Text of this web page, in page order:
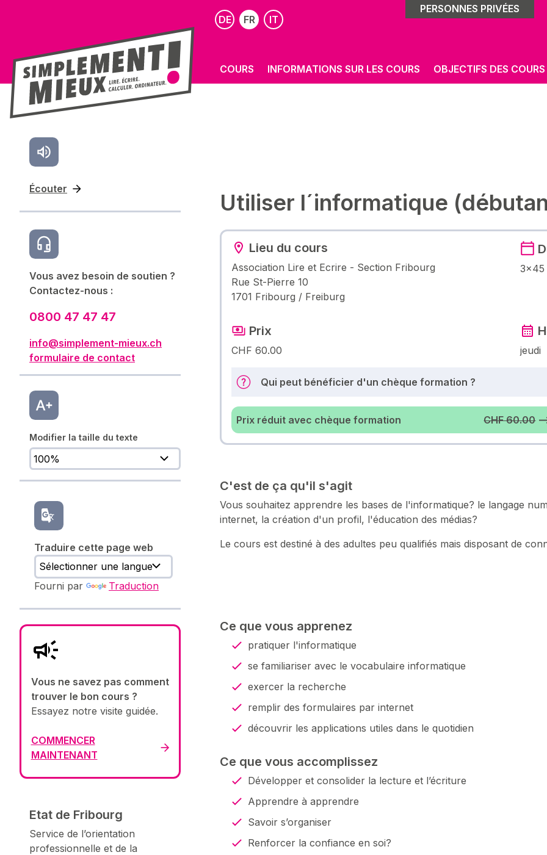
DE FR IT
PERSONNES PRIVÉES
COURS INFORMATIONS SUR LES COURS OBJECTIFS DES COURS
Écouter
Utiliser l´informatique
Vous avez besoin de soutien ?
Contactez-nous :
0800 47 47 47
info@simplement-mieux.ch
formulaire de contact
Modifier la taille du texte
Traduire cette page web
Fourni par Traduction
Vous ne savez pas comment
trouver le bon cours ?
Essayez notre visite guidée.
COMMENCER
MAINTENANT
Etat de Fribourg
Service de l’orientation
professionnelle et de la
Lieu du cours
Association Lire et Ecrire - Section Fribourg
Rue St-Pierre 10
1701 Fribourg / Freiburg
3×45
Prix
CHF 60.00 jeudi
Qui peut bénéficier d'un chèque formation ?
Prix réduit avec chèque formation CHF 60.00⟶
C'est de ça qu'il s'agit
Vous souhaitez apprendre les bases de l'informatique? le langage
internet, la création d'un profil, l'éducation des médias?
Le cours est destiné à des adultes peu qualifiés mais disposant de
Ce que vous apprenez
pratiquer l'informatique
se familiariser avec le vocabulaire informatique
exercer la recherche
remplir des formulaires par internet
découvrir les applications utiles dans le quotidien
Ce que vous accomplissez
Développer et consolider la lecture et l’écriture
Apprendre à apprendre
Savoir s’organiser
Renforcer la confiance en soi?